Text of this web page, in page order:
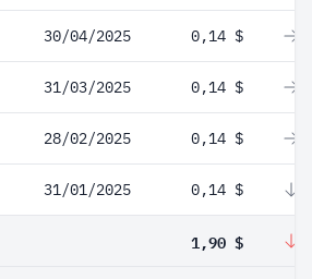
30/04/2025 0,14 $
31/03/2025 0,14 $
28/02/2025 0,14 $
31/01/2025 0,14 $
1,90 $